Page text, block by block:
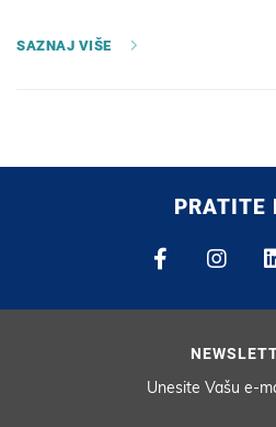
SAZNAJ VIŠE
PRATITE
Unesite Vašu e-